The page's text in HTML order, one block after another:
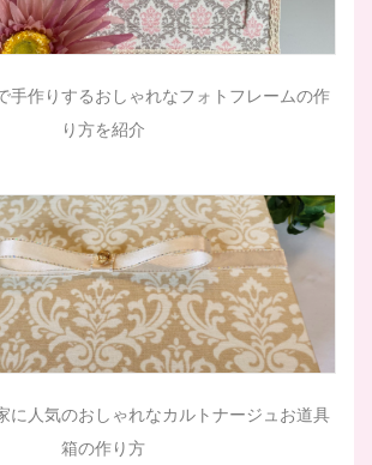
手作りするおしゃれなフォトフレームの作
り方を紹介
に人気のおしゃれなカルトナージュお道具
箱の作り方